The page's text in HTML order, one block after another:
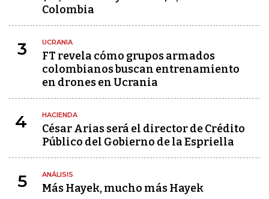
Colombia
3 UCRANIA
FT revela cómo grupos armados
colombianos buscan entrenamiento
en drones en Ucrania
4 HACIENDA
César Arias será el director de Crédito
Público del Gobierno de la Espriella
5 ANÁLISIS
Más Hayek, mucho más Hayek